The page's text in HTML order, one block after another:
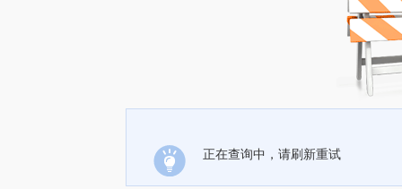
正在查询中，请刷新重试